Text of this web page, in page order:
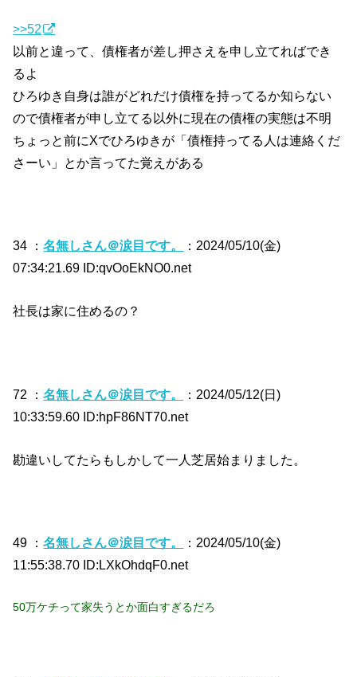
>>52
以前と違って、債権者が差し押さえを申し立てればでき
るよ
ひろゆき自身は誰がどれだけ債権を持ってるか知らない
ので債権者が申し立てる以外に現在の債権の実態は不明
ちょっと前にXでひろゆきが「債権持ってる人は連絡くだ
さーい」とか言ってた覚えがある
34 ：名無しさん＠涙目です。
：2024/05/10(金)
07:34:21.69 ID:qvOoEkNO0.net
社長は家に住めるの？
72 ：名無しさん＠涙目です。
：2024/05/12(日)
10:33:59.60 ID:hpF86NT70.net
勘違いしてたらもしかして一人芝居始まりました。
49 ：名無しさん＠涙目です。
：2024/05/10(金)
11:55:38.70 ID:LXkOhdqF0.net
50万ケチって家失うとか面白すぎるだろ